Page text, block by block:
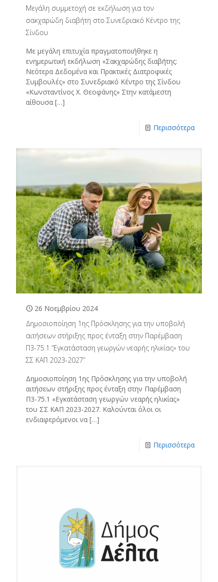
Μεγάλη συμμετοχή σε εκδήλωση για τον
σακχαρώδη διαβήτη στο Συνεδριακό Κέντρο της
Σίνδου
Με μεγάλη επιτυχία πραγματοποιήθηκε η
ενημερωτική εκδήλωση «Σακχαρώδης διαβήτης:
Νεότερα Δεδομένα και Πρακτικές Διατροφικές
Συμβουλές» στο Συνεδριακό Κέντρο της Σίνδου
«Κωνσταντίνος Χ. Θεοφάνης» Στην κατάμεστη
αίθουσα […]
Περισσότερα
26 Νοεμβρίου 2024
Δημοσιοποίηση 1ης Πρόσκλησης για την υποβολή
αιτήσεων στήριξης προς ένταξη στην Παρέμβαση
Π3-75.1 “Εγκατάσταση γεωργών νεαρής ηλικίας» του
ΣΣ ΚΑΠ 2023-2027”
Δημοσιοποίηση 1ης Πρόσκλησης για την υποβολή
αιτήσεων στήριξης προς ένταξη στην Παρέμβαση
Π3-75.1 «Εγκατάσταση γεωργών νεαρής ηλικίας»
του ΣΣ ΚΑΠ 2023-2027. Καλούνται όλοι οι
ενδιαφερόμενοι να […]
Περισσότερα